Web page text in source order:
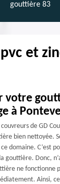
gouttière 83
et
votre
à
couvreurs de GD
bien nettoyée.
ce domaine. C’est
gouttière. Donc,
ne fonctionne
Ainsi,